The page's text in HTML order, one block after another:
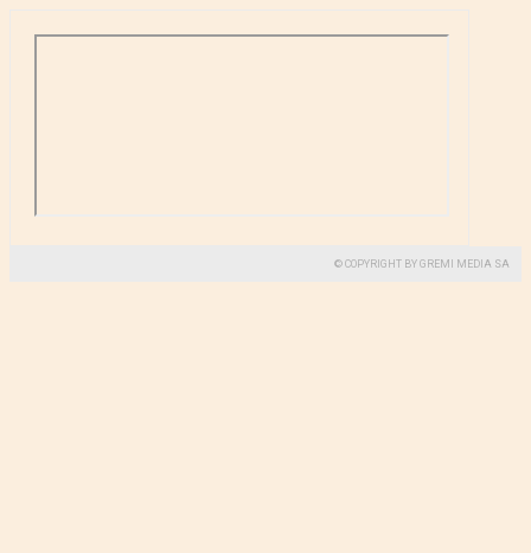
© COPYRIGHT BY GREMI MEDIA SA